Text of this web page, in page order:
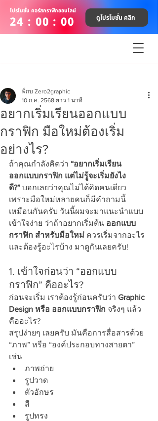
โปรโมชั่น คอร์สกราฟิกออนไลน์
24 : 00 : 00 ดูโปรโมชั่น คลิก
อยากเริ่มเรียนออกแบบ
กราฟิก มือใหม่ต้องเริ่ม
อย่างไร?
พี่กบ Zero2graphic
10 ก.ค. 2568 ยาว 1 นาที
ถ้าคุณกำลังคิดว่า “อยากเริ่มเรียน
ออกแบบกราฟิก แต่ไม่รู้จะเริ่มยังไง
ดี?” บอกเลยว่าคุณไม่ได้คิดคนเดียว
เพราะมือใหม่หลายคนก็มีคำถามนี้
เหมือนกันครับ วันนี้ผมจะมาแนะนำแบบ
เข้าใจง่าย ว่าถ้าอยากเริ่มต้น ออกแบบ
กราฟิก สำหรับมือใหม่ ควรเริ่มจากอะไร
และต้องรู้อะไรบ้าง มาดูกันเลยครับ!
1. เข้าใจก่อนว่า “ออกแบบ
กราฟิก” คืออะไร?
ก่อนจะเริ่ม เราต้องรู้ก่อนครับว่า Graphic
Design หรือ ออกแบบกราฟิก จริงๆ แล้ว
คืออะไร?
สรุปง่ายๆ เลยครับ มันคือการสื่อสารด้วย
“ภาพ” หรือ “องค์ประกอบทางสายตา”
เช่น
ภาพถ่าย
รูปวาด
ตัวอักษร
สี
รูปทรง